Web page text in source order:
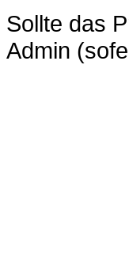
Sollte das
Admin